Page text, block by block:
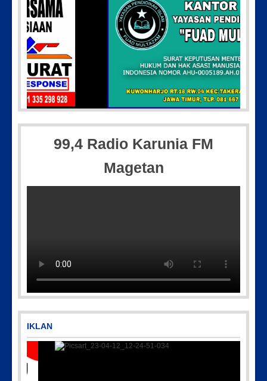
Picsart_23-04-10_00-36-15-097
99,4 Radio Karunia FM
Magetan
IKLAN